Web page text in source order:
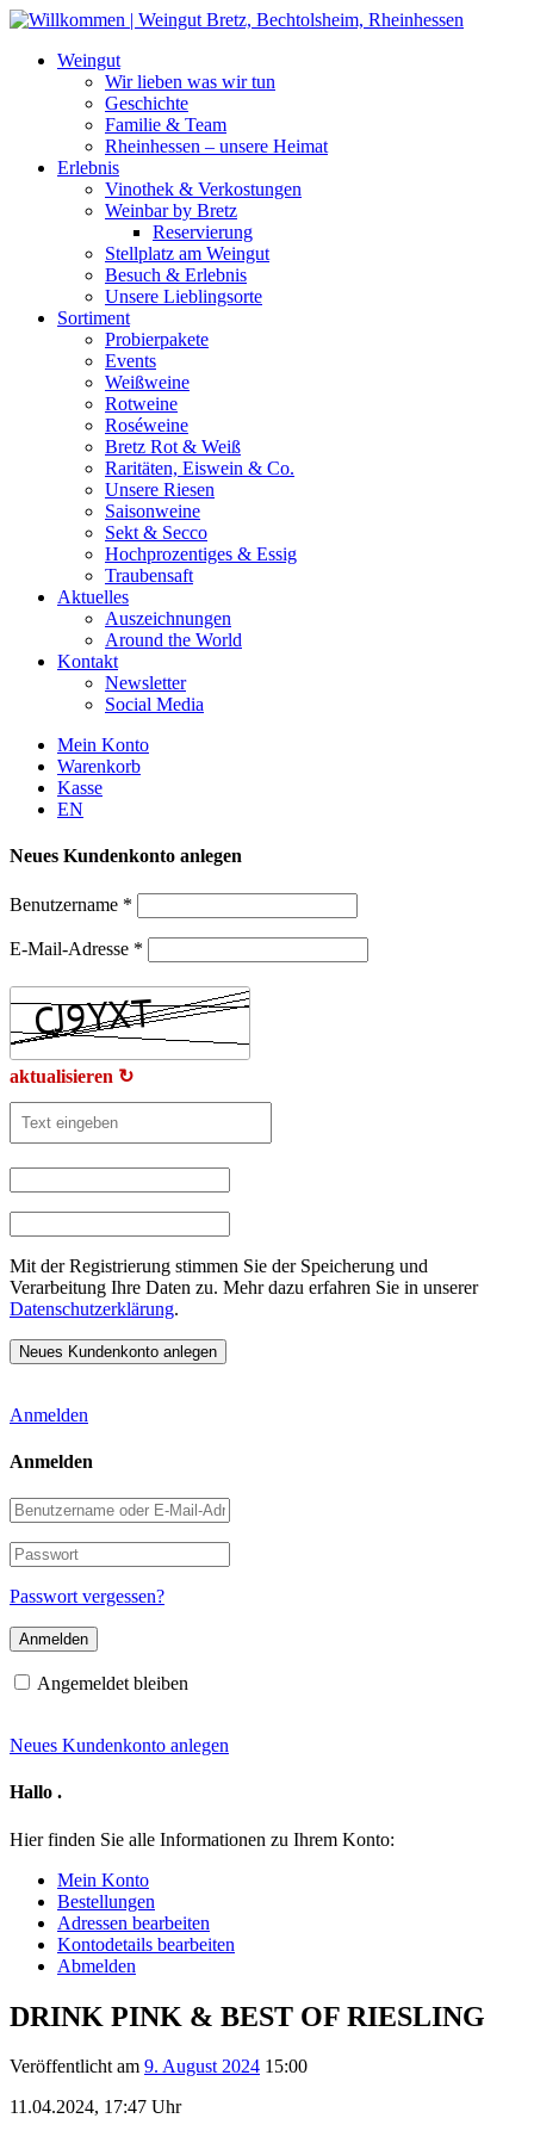
Weiter
Inhalt
Weingut
Wir lieben was wir tun
Geschichte
Familie & Team
Rheinhessen – unsere Heimat
Erlebnis
Vinothek & Verkostungen
Weinbar by Bretz
Reservierung
Stellplatz am Weingut
Besuch & Erlebnis
Unsere Lieblingsorte
Sortiment
Probierpakete
Events
Weißweine
Rotweine
Roséweine
Bretz Rot & Weiß
Raritäten, Eiswein & Co.
Unsere Riesen
Saisonweine
Sekt & Secco
Hochprozentiges & Essig
Traubensaft
Aktuelles
Auszeichnungen
Around the World
Kontakt
Newsletter
Social Media
Mein Konto
Warenkorb
Kasse
EN
Neues Kundenkonto anlegen
Benutzername *
E-Mail-Adresse *
aktualisieren ↻
Mit der Registrierung stimmen Sie der Speicherung und
Verarbeitung Ihre Daten zu. Mehr dazu erfahren Sie in unserer
Datenschutzerklärung.
Anmelden
Anmelden
Benutzername
oder
E-
Mail-
Adresse
Passwort
Passwort vergessen?
Angemeldet bleiben
Neues Kundenkonto anlegen
Hallo .
Hier finden Sie alle Informationen zu Ihrem Konto:
Mein Konto
Bestellungen
Adressen bearbeiten
Kontodetails bearbeiten
Abmelden
DRINK PINK & BEST OF RIESLING
Veröffentlicht am 9. August 2024 15:00
11.04.2024, 17:47 Uhr